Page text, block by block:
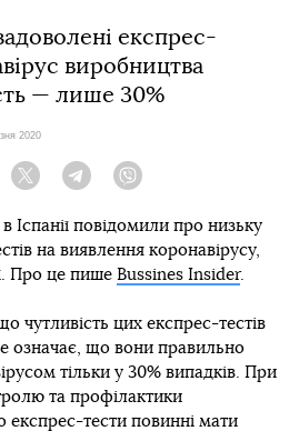
експрес-
виробництва
— лише 30%
2020
Twitter TelegramViber
в Іспанії повідомили про низьку
на виявлення коронавірусу,
Про це пише Bussines Insider.
чутливість цих експрес-тестів
означає, що вони правильно
тільки у 30% випадків. При
та профілактики
експрес-тести повинні мати